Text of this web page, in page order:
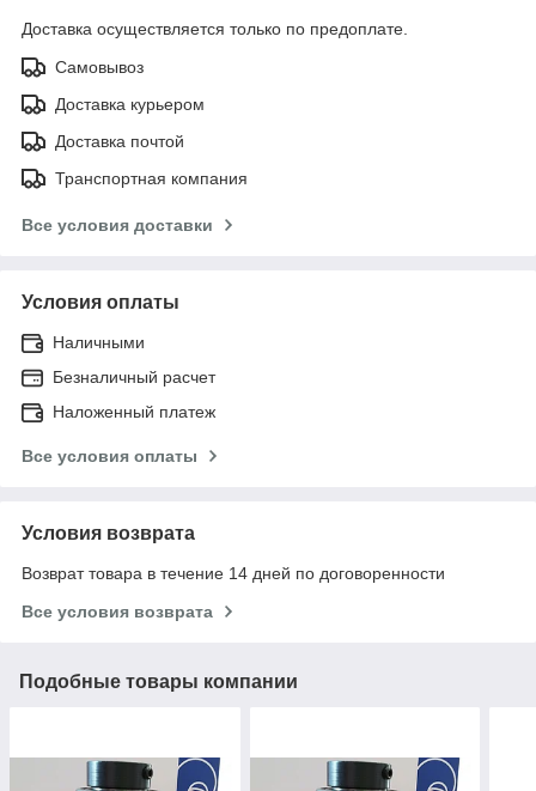
Доставка осуществляется только по предоплате.
Самовывоз
Доставка курьером
Доставка почтой
Транспортная компания
Все условия доставки
Условия оплаты
Наличными
Безналичный расчет
Наложенный платеж
Все условия оплаты
Условия возврата
Возврат товара в течение 14 дней по договоренности
Все условия возврата
Подобные товары компании